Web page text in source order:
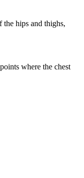
the hips and thighs,
where the chest